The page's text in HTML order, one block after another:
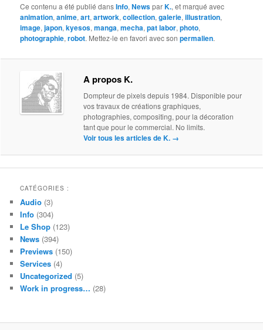
Ce contenu a été publié dansInfo,NewsparK., et marqué avec
animation,anime,art,artwork,collection,galerie,illustration,
image,japon,kyesos,manga,mecha,pat labor,photo,
photographie,robot. Mettez-le en favori avec sonpermalien.
A propos K.
Dompteur de pixels depuis 1984. Disponible pour
vos travaux de créations graphiques,
photographies, compositing, pour la décoration
tant que pour le commercial. No limits.
Voir tous les articles de K. →
CATÉGORIES :
Audio (3)
Info (304)
Le Shop (123)
News (394)
Previews (150)
Services (4)
Uncategorized (5)
Work in progress… (28)